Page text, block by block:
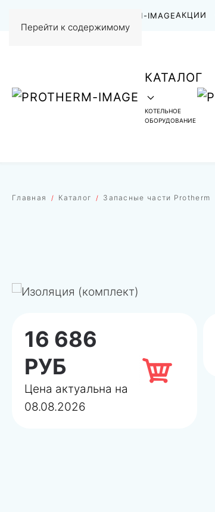
Перейти к содержимому
АКЦИИ
КАТАЛОГ
КОТЕЛЬНОЕ
ОБОРУДОВАНИЕ
Главная Каталог Запасные части Protherm
16 686
РУБ
Цена актуальна на
08.08.2026